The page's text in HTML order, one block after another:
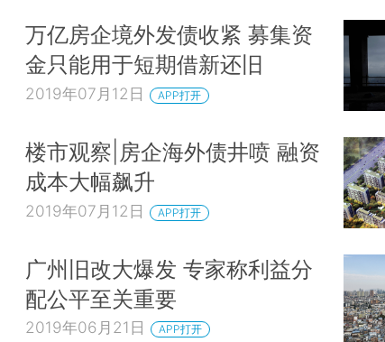
万亿房企境外发债收紧 募集资
金只能用于短期借新还旧
2019年07月12日 APP打开
楼市观察|房企海外债井喷 融资
成本大幅飙升
2019年07月12日 APP打开
广州旧改大爆发 专家称利益分
配公平至关重要
2019年06月21日 APP打开